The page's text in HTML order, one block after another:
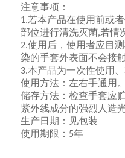
注意事项 ：
1.若本产品在使用前或
部位进行清洗灭菌,若情
2.使用后 ， 使用者应目
染的手套外表面不会接
3.本产品为一次性使用
使用方法 ： 左右手通用
储存方法 ： 检查手套应
紫外线成分的强烈人造
生产日期 ： 见包装
使用期限 ： 5年